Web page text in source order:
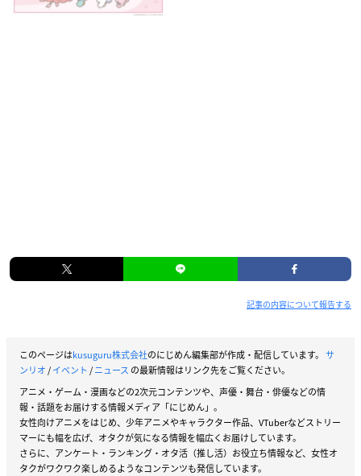
記事の内容について報告する
このページはkusuguru株式会社のにじめん編集部が作成・配信しています。 サ
ンリオ/イベント /ニュース の最新情報はリンク先をご覧ください。
アニメ・ゲーム・漫画などの2次元コンテンツや、声優・舞台・俳優などの情
報・話題をお届けする情報メディア「にじめん」。
女性向けアニメをはじめ、少年アニメやキャラクター作品、VTuberなどストリー
マーにも幅を広げ、オタクが気になる情報を幅広くお届けしています。
さらに、アンケート・ランキング・オタ活（推し活）お役立ち情報など、女性オ
タクがワクワク楽しめるようなコンテンツも発信しています。